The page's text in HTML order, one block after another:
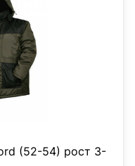
(52-54) рост 3-